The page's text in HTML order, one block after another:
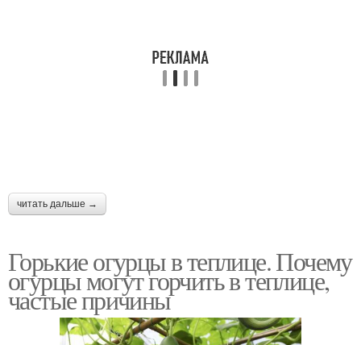
читать дальше →
Горькие огурцы в теплице. Почему
огурцы могут горчить в теплице,
частые причины